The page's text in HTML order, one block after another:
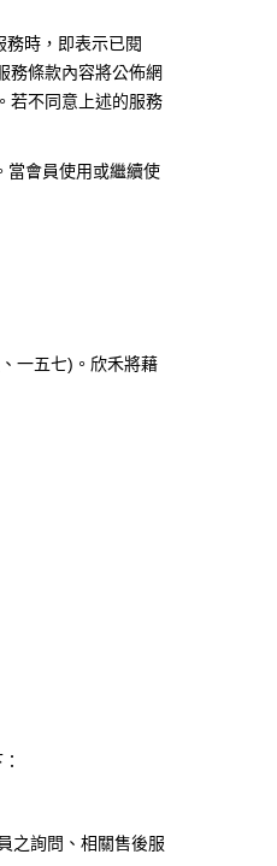
務時，即表示已閱
務條款內容將公佈網
若不同意上述的服務
當會員使用或繼續使
一五七) 。欣禾將藉
之詢問、相關售後服